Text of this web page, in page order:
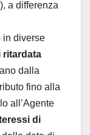
a differenza
in diverse
ritardata
dalla
fino alla
all’Agente
di